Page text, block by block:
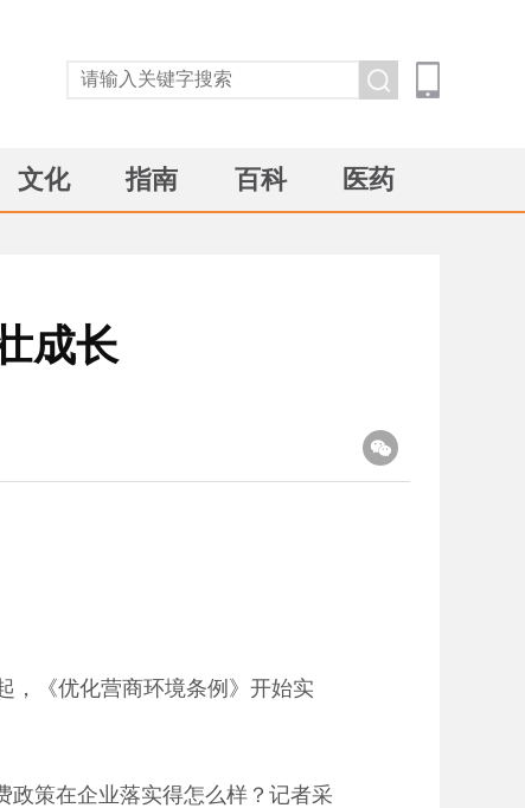
文化 指南 百科 医药
成长
《优化营商环境条例》开始实
策在企业落实得怎么样？记者采